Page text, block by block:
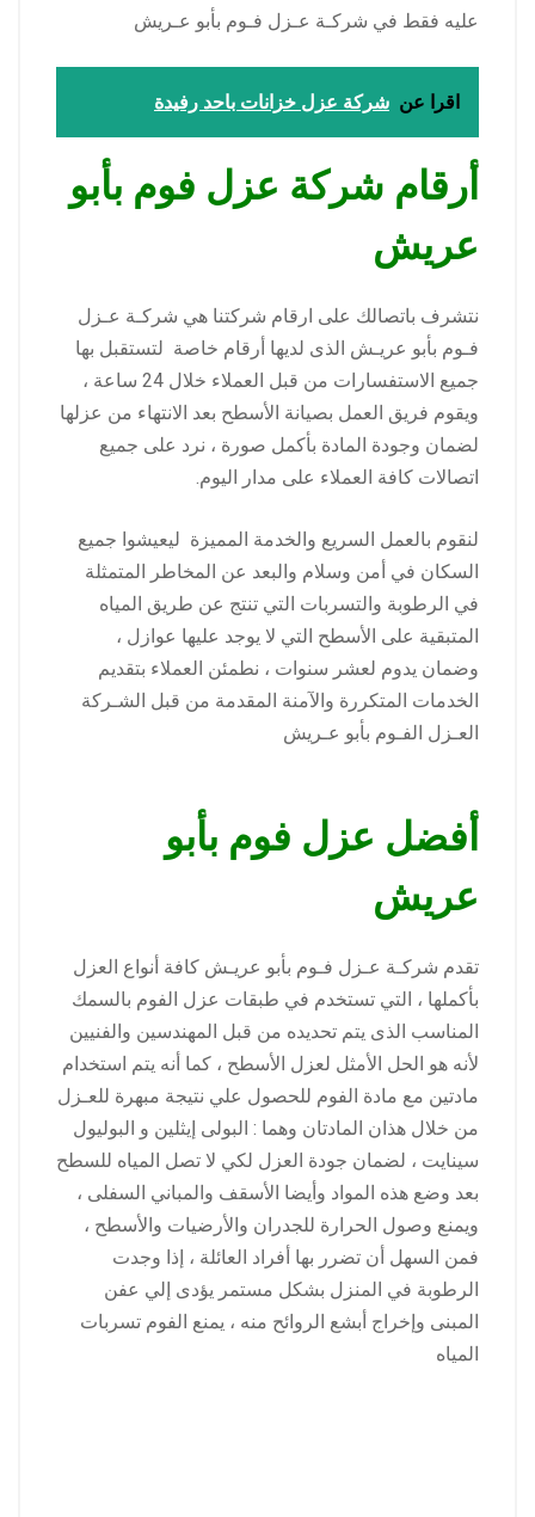
عليه فقط في شركـة عـزل فـوم بأبو عـريش
اقرا عن شركة عزل خزانات باحد رفيدة
أرقام شركة عزل فوم بأبو
عريش
نتشرف باتصالك على ارقام شركتنا هي شركـة عـزل
فـوم بأبو عريـش الذى لديها أرقام خاصة لتستقبل بها
جميع الاستفسارات من قبل العملاء خلال 24 ساعة ،
ويقوم فريق العمل بصيانة الأسطح بعد الانتهاء من عزلها
لضمان وجودة المادة بأكمل صورة ، نرد على جميع
اتصالات كافة العملاء على مدار اليوم.
لنقوم بالعمل السريع والخدمة المميزة ليعيشوا جميع
السكان في أمن وسلام والبعد عن المخاطر المتمثلة
في الرطوبة والتسربات التي تنتج عن طريق المياه
المتبقية على الأسطح التي لا يوجد عليها عوازل ،
وضمان يدوم لعشر سنوات ، نطمئن العملاء بتقديم
الخدمات المتكررة والآمنة المقدمة من قبل الشـركة
العـزل الفـوم بأبو عـريش
أفضل عزل فوم بأبو
عريش
تقدم شركـة عـزل فـوم بأبو عريـش كافة أنواع العزل
بأكملها ، التي تستخدم في طبقات عزل الفوم بالسمك
المناسب الذى يتم تحديده من قبل المهندسين والفنيين
لأنه هو الحل الأمثل لعزل الأسطح ، كما أنه يتم استخدام
مادتين مع مادة الفوم للحصول علي نتيجة مبهرة للعـزل
من خلال هذان المادتان وهما : البولى إيثلين و البوليول
سينايت ، لضمان جودة العزل لكي لا تصل المياه للسطح
بعد وضع هذه المواد وأيضا الأسقف والمباني السفلى ،
ويمنع وصول الحرارة للجدران والأرضيات والأسطح ،
فمن السهل أن تضرر بها أفراد العائلة ، إذا وجدت
الرطوبة في المنزل بشكل مستمر يؤدى إلي عفن
المبنى وإخراج أبشع الروائح منه ، يمنع الفوم تسربات
المياه